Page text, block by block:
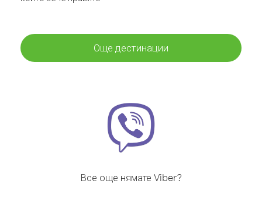
Още дестинации
Все още нямате Viber?